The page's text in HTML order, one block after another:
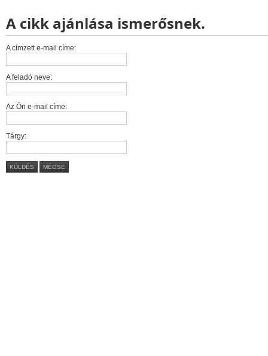
A cikk ajánlása ismerősnek.
A címzett e-mail címe:
A feladó neve:
Az Ön e-mail címe:
Tárgy:
KÜLDÉS MÉGSE